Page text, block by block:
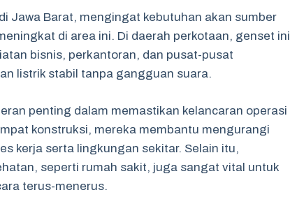
Jawa Barat, mengingat kebutuhan akan sumber
di area ini. Di daerah perkotaan, genset ini
bisnis, perkantoran, dan pusat-pusat
listrik stabil tanpa gangguan suara.
penting dalam memastikan kelancaran operasi
konstruksi, mereka membantu mengurangi
kerja serta lingkungan sekitar. Selain itu,
seperti rumah sakit, juga sangat vital untuk
terus-menerus.